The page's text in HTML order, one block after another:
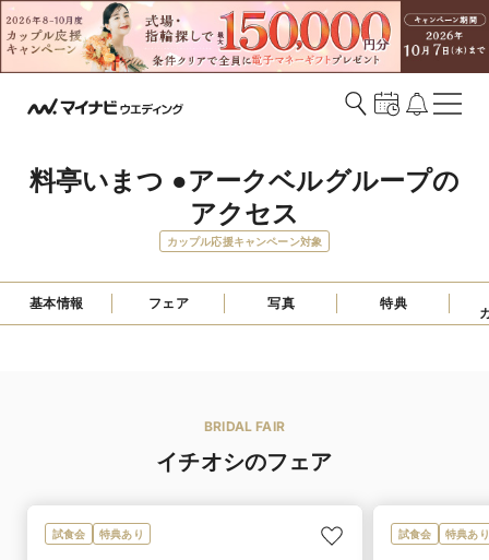
料亭いまつ ●アークベルグループの
アクセス
カップル応援キャンペーン対象
基本情報 フェア 写真 特典
BRIDAL FAIR
イチオシのフェア
試食会 特典あり 試食会 特典あり